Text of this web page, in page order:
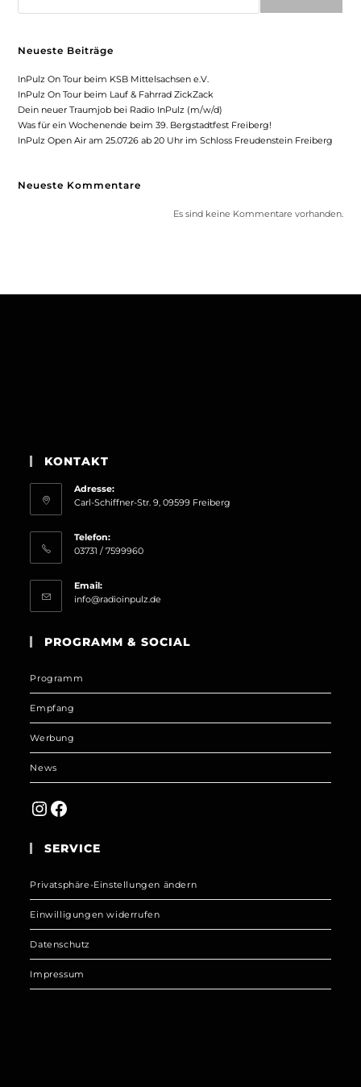
Neueste Beiträge
InPulz On Tour beim KSB Mittelsachsen e.V.
InPulz On Tour beim Lauf & Fahrrad ZickZack
Dein neuer Traumjob bei Radio InPulz (m/w/d)
Was für ein Wochenende beim 39. Bergstadtfest Freiberg!
InPulz Open Air am 25.07.26 ab 20 Uhr im Schloss Freudenstein Freiberg
Neueste Kommentare
Es sind keine Kommentare vorhanden.
KONTAKT
Adresse:
Carl-Schiffner-Str. 9, 09599 Freiberg
Telefon:
03731 / 7599960
Email:
info@radioinpulz.de
application
PROGRAMM & SOCIAL
Programm
Empfang
Werbung
News
Instagram
Facebook
SERVICE
Privatsphäre-Einstellungen ändern
Einwilligungen widerrufen
Datenschutz
Impressum